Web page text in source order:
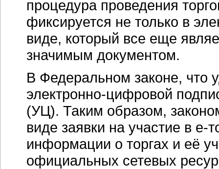
процедура проведения
фиксируется не только в
виде, который все еще
значимым документом.
В Федеральном законе, что
электронно-цифровой
(УЦ). Таким образом,
виде заявки на участие в е-
информации о торгах и её
официальных сетевых